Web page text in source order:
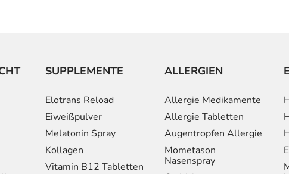
SUPPLEMENTE
Elotrans Reload
Eiweißpulver
Melatonin Spray
Kollagen
Vitamin B12 Tabletten
ALLERGIEN
Allergie Medikamente
Allergie Tabletten
Augentropfen Allergie
Mometason
Nasenspray